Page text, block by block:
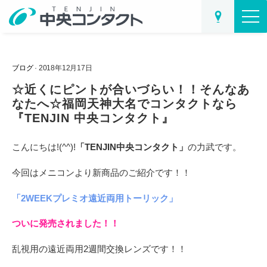
ブログ· 2018年12月17日
☆近くにピントが合いづらい！！そんなあ
なたへ☆福岡天神大名でコンタクトなら
『TENJIN 中央コンタクト』
こんにちは!(^^)! 「TENJIN中央コンタクト」 の力武です。
今回はメニコンより新商品のご紹介です！！
「2WEEKプレミオ遠近両用トーリック」
ついに発売されました！！
乱視用の遠近両用2週間交換レンズです！！